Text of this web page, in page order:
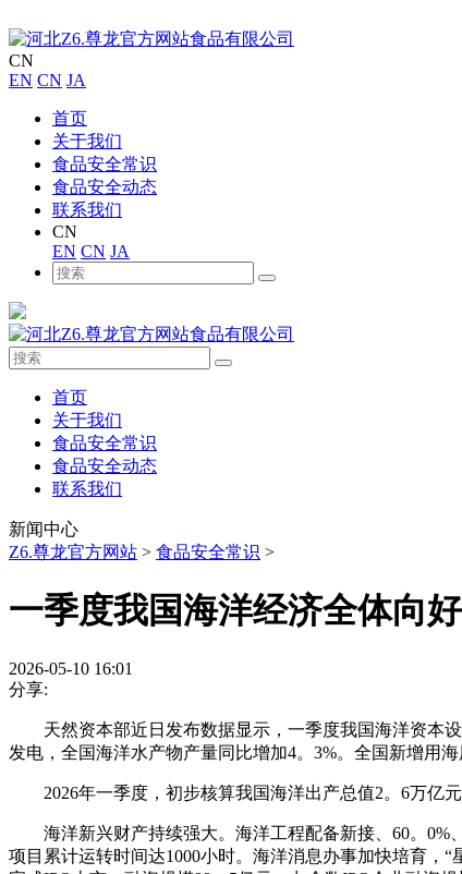
CN
EN CN JA
首页
关于我们
食品安全常识
食品安全动态
联系我们
CN
EN CN JA
首页
关于我们
食品安全常识
食品安全动态
联系我们
新闻中心
Z6.尊龙官方网站 > 食品安全常识 >
一季度我国海洋经济全体向好
2026-05-10 16:01
分享:
天然资本部近日发布数据显示，一季度我国海洋资本设
发电，全国海洋水产物产量同比增加4。3%。全国新增用
2026年一季度，初步核算我国海洋出产总值2。6万亿元
海洋新兴财产持续强大。海洋工程配备新接、60。0%
项目累计运转时间达1000小时。海洋消息办事加快培育，